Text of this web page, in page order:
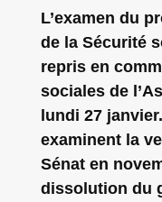
L’examen du
de la Sécurité
repris en
sociales de
lundi 27
examinent la
Sénat en
dissolution du